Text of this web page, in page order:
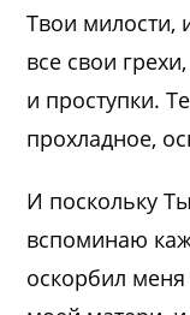
Твои милости,
все свои
и проступки.
прохладное,
И поскольку
вспоминаю
оскорбил